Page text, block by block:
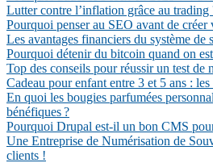
Lutter contre l’inflation grâce au trading
Pourquoi penser au SEO avant de créer
Les avantages financiers du système de
Pourquoi détenir du bitcoin quand on
Top des conseils pour réussir un test de
Cadeau pour enfant entre 3 et 5 ans :
En quoi les bougies parfumées
bénéfiques ?
Pourquoi Drupal est-il un bon CMS
Une Entreprise de Numérisation de
clients !